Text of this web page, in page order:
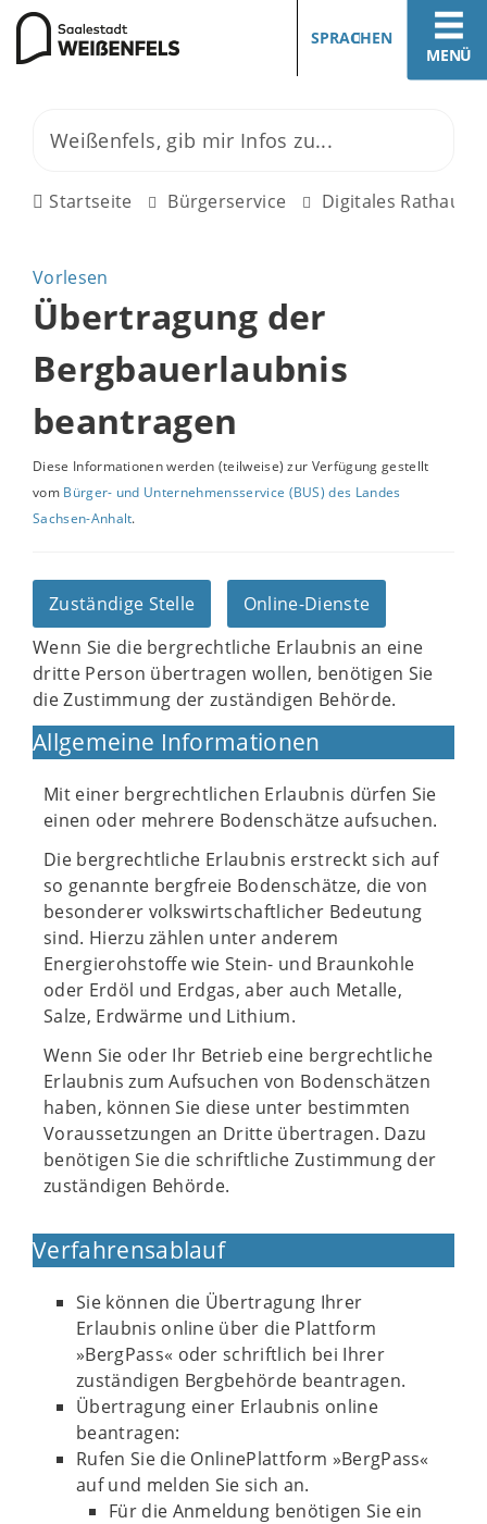
MENÜ
SPRACHEN
Startseite Bürgerservice Digitales Rathaus
Vorlesen
Übertragung der
Bergbauerlaubnis
beantragen
Diese Informationen werden (teilweise) zur Verfügung gestellt
vom Bürger- und Unternehmensservice (BUS) des Landes
Sachsen-Anhalt.
Zuständige Stelle
Online-Dienste
Wenn Sie die bergrechtliche Erlaubnis an eine
dritte Person übertragen wollen, benötigen Sie
die Zustimmung der zuständigen Behörde.
Allgemeine Informationen
Mit einer bergrechtlichen Erlaubnis dürfen Sie
einen oder mehrere Bodenschätze aufsuchen.
Die bergrechtliche Erlaubnis erstreckt sich auf
so genannte bergfreie Bodenschätze, die von
besonderer volkswirtschaftlicher Bedeutung
sind. Hierzu zählen unter anderem
Energierohstoffe wie Stein- und Braunkohle
oder Erdöl und Erdgas, aber auch Metalle,
Salze, Erdwärme und Lithium.
Wenn Sie oder Ihr Betrieb eine bergrechtliche
Erlaubnis zum Aufsuchen von Bodenschätzen
haben, können Sie diese unter bestimmten
Voraussetzungen an Dritte übertragen. Dazu
benötigen Sie die schriftliche Zustimmung der
zuständigen Behörde.
Verfahrensablauf
Sie können die Übertragung Ihrer
Erlaubnis online über die Plattform
»BergPass« oder schriftlich bei Ihrer
zuständigen Bergbehörde beantragen.
Übertragung einer Erlaubnis online
beantragen:
Rufen Sie die OnlinePlattform »BergPass«
auf und melden Sie sich an.
Für die Anmeldung benötigen Sie ein